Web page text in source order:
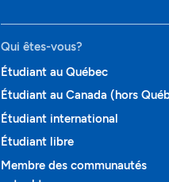
Qui êtes-vous?
Étudiant au Québec
Étudiant au Canada (hors
Étudiant international
Étudiant libre
Membre des communautés